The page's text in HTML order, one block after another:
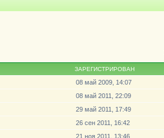
ЗАРЕГИСТРИРОВАН
08 май 2009, 14:07
08 май 2011, 22:09
29 май 2011, 17:49
26 сен 2011, 16:42
21 ноя 2011, 13:46